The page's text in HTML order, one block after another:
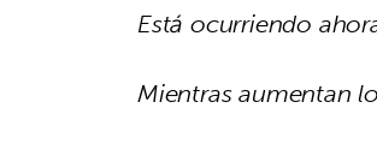
Está ocurriendo
Mientras aumentan